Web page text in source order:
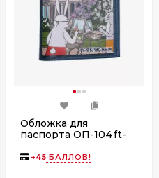
Обложка для
паспорта ОП-104ft-
+45 БАЛЛОВ!